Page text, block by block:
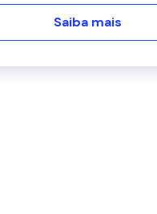
Saiba mais